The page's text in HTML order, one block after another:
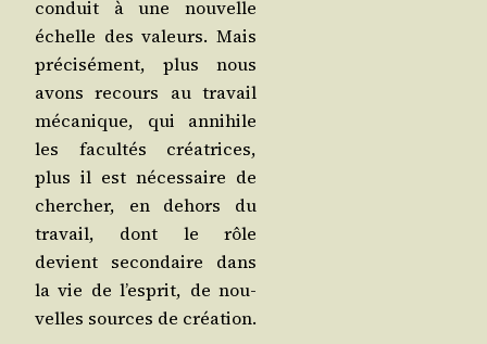
conduit à une nou­velle
échelle des valeurs. Mais
pré­ci­sé­ment, plus nous
avons recours au tra­vail
méca­nique, qui anni­hile
les facul­tés créa­trices,
plus il est néces­saire de
cher­cher, en dehors du
tra­vail, dont le rôle
devient secon­daire dans
la vie de l’esprit, de nou­
velles sources de création.